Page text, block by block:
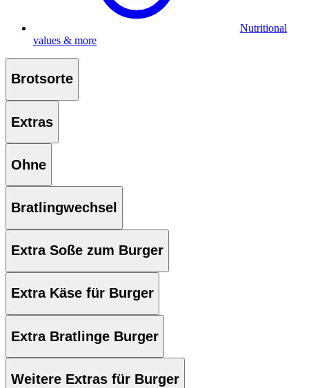
Nutritional
values & more
Brotsorte
Extras
Ohne
Bratlingwechsel
Extra Soße zum Burger
Extra Käse für Burger
Extra Bratlinge Burger
Weitere Extras für Burger